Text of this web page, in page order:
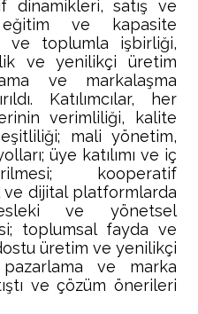
dinamikleri, satış ve
eğitim ve kapasite
ve toplumla işbirliği,
ve yenilikçi üretim
ve markalaşma
Katılımcılar, her
verimliliği, kalite
mali yönetim,
üye katılımı ve iç
kooperatif
dijital platformlarda
ve yönetsel
toplumsal fayda ve
üretim ve yenilikçi
ve marka
ve çözüm önerileri